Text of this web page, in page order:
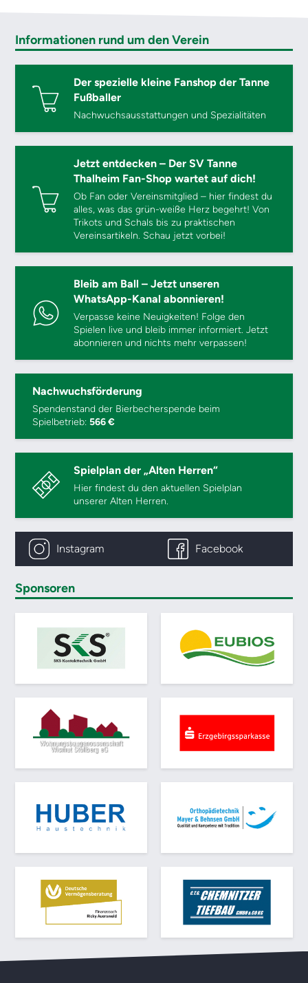
Informationen rund um den Verein
Der spezielle kleine Fanshop der Tanne
Fußballer
Nachwuchsausstattungen und Spezialitäten
Jetzt entdecken – Der SV Tanne
Thalheim Fan-Shop wartet auf dich!
Ob Fan oder Vereinsmitglied – hier findest du
alles, was das grün-weiße Herz begehrt! Von
Trikots und Schals bis zu praktischen
Vereinsartikeln. Schau jetzt vorbei!
Bleib am Ball – Jetzt unseren
WhatsApp-Kanal abonnieren!
Verpasse keine Neuigkeiten! Folge den
Spielen live und bleib immer informiert. Jetzt
abonnieren und nichts mehr verpassen!
Nachwuchsförderung
Spendenstand der Bierbecherspende beim
Spielbetrieb:566 €
Spielplan der „Alten Herren“
Hier findest du den aktuellen Spielplan
unserer Alten Herren.
Instagram Facebook
Sponsoren